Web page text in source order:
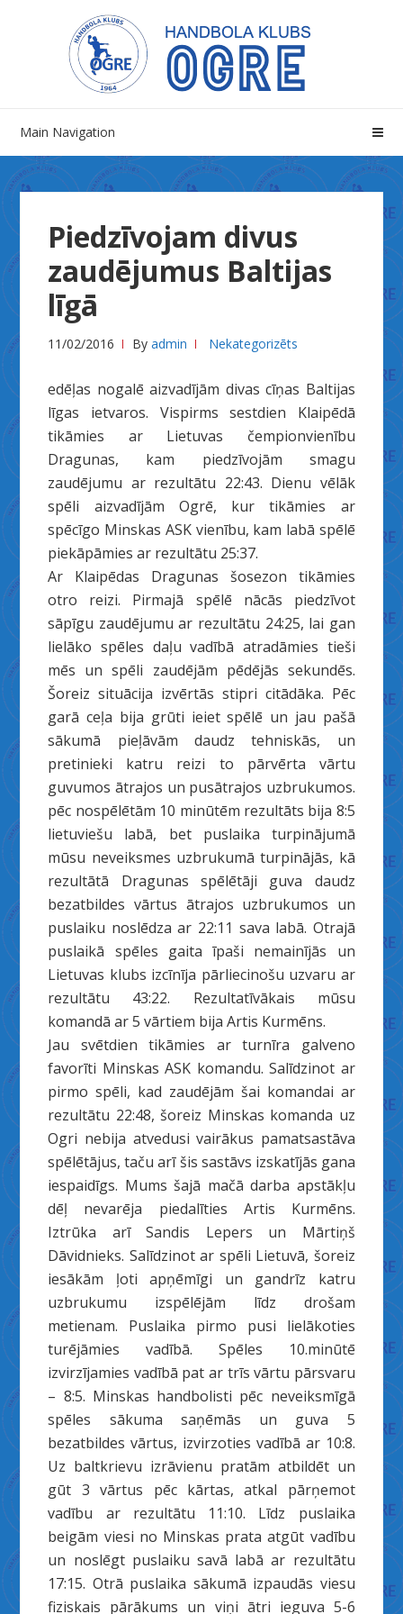
navigation
content
Main Navigation
Piedzīvojam divus
zaudējumus Baltijas
līgā
11/02/2016 Byadmin Nekategorizēts
edēļas nogalē aizvadījām divas cīņas Baltijas
līgas ietvaros. Vispirms sestdien Klaipēdā
tikāmies ar Lietuvas čempionvienību
Dragunas, kam piedzīvojām smagu
zaudējumu ar rezultātu 22:43. Dienu vēlāk
spēli aizvadījām Ogrē, kur tikāmies ar
spēcīgo Minskas ASK vienību, kam labā spēlē
piekāpāmies ar rezultātu 25:37.
Ar Klaipēdas Dragunas šosezon tikāmies
otro reizi. Pirmajā spēlē nācās piedzīvot
sāpīgu zaudējumu ar rezultātu 24:25, lai gan
lielāko spēles daļu vadībā atradāmies tieši
mēs un spēli zaudējām pēdējās sekundēs.
Šoreiz situācija izvērtās stipri citādāka. Pēc
garā ceļa bija grūti ieiet spēlē un jau pašā
sākumā pieļāvām daudz tehniskās, un
pretinieki katru reizi to pārvērta vārtu
guvumos ātrajos un pusātrajos uzbrukumos.
pēc nospēlētām 10 minūtēm rezultāts bija 8:5
lietuviešu labā, bet puslaika turpinājumā
mūsu neveiksmes uzbrukumā turpinājās, kā
rezultātā Dragunas spēlētāji guva daudz
bezatbildes vārtus ātrajos uzbrukumos un
puslaiku noslēdza ar 22:11 sava labā. Otrajā
puslaikā spēles gaita īpaši nemainījās un
Lietuvas klubs izcīnīja pārliecinošu uzvaru ar
rezultātu 43:22. Rezultatīvākais mūsu
komandā ar 5 vārtiem bija Artis Kurmēns.
Jau svētdien tikāmies ar turnīra galveno
favorīti Minskas ASK komandu. Salīdzinot ar
pirmo spēli, kad zaudējām šai komandai ar
rezultātu 22:48, šoreiz Minskas komanda uz
Ogri nebija atvedusi vairākus pamatsastāva
spēlētājus, taču arī šis sastāvs izskatījās gana
iespaidīgs. Mums šajā mačā darba apstākļu
dēļ nevarēja piedalīties Artis Kurmēns.
Iztrūka arī Sandis Lepers un Mārtiņš
Dāvidnieks. Salīdzinot ar spēli Lietuvā, šoreiz
iesākām ļoti apņēmīgi un gandrīz katru
uzbrukumu izspēlējām līdz drošam
metienam. Puslaika pirmo pusi lielākoties
turējāmies vadībā. Spēles 10.minūtē
izvirzījamies vadībā pat ar trīs vārtu pārsvaru
– 8:5. Minskas handbolisti pēc neveiksmīgā
spēles sākuma saņēmās un guva 5
bezatbildes vārtus, izvirzoties vadībā ar 10:8.
Uz baltkrievu izrāvienu pratām atbildēt un
gūt 3 vārtus pēc kārtas, atkal pārņemot
vadību ar rezultātu 11:10. Līdz puslaika
beigām viesi no Minskas prata atgūt vadību
un noslēgt puslaiku savā labā ar rezultātu
17:15. Otrā puslaika sākumā izpaudās viesu
fiziskais pārākums un viņi ātri ieguva 5-6